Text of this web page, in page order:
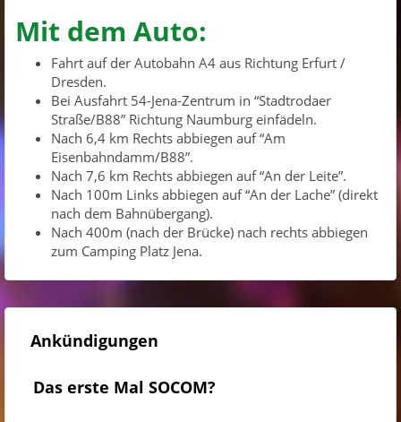
Mit dem Auto:
Fahrt auf der Autobahn A4 aus Richtung Erfurt /
Dresden.
Bei Ausfahrt 54-Jena-Zentrum in “Stadtrodaer
Straße/B88” Richtung Naumburg einfädeln.
Nach 6,4 km Rechts abbiegen auf “Am
Eisenbahndamm/B88”.
Nach 7,6 km Rechts abbiegen auf “An der Leite”.
Nach 100m Links abbiegen auf “An der Lache” (direkt
nach dem Bahnübergang).
Nach 400m (nach der Brücke) nach rechts abbiegen
zum Camping Platz Jena.
Ankündigungen
Das erste Mal SOCOM?